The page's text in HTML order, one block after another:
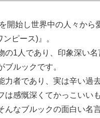
開始し世界中の人々から
ンピース)』。
の1人であり、印象深い名
ブルックです。
力者であり、実は辛い過
は感慨深くてかっこいい
んなブルックの面白い名